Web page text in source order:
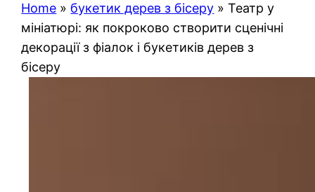
Home » букетик дерев з бісеру »Театр у
мініатюрі: як покроково створити сценічні
декорації з фіалок і букетиків дерев з
бісеру